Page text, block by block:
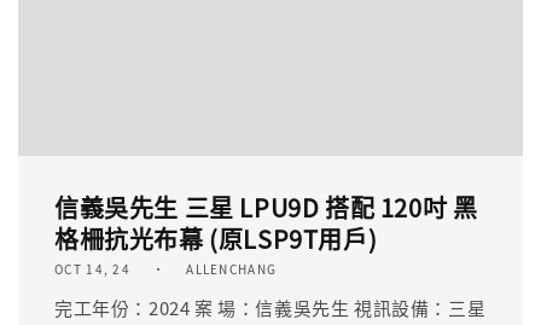
信義吳先生 三星 LPU9D 搭配 120吋 黑
格柵抗光布幕 (原LSP9T用戶)
OCT 14, 24 ALLENCHANG
完工年份：2024 案 場：信義吳先生 視訊設備：三星